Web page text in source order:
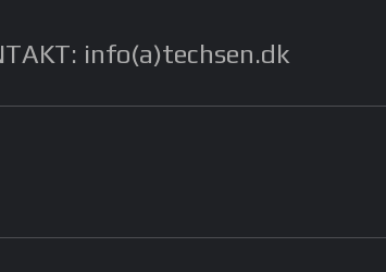
info(a)techsen.dk